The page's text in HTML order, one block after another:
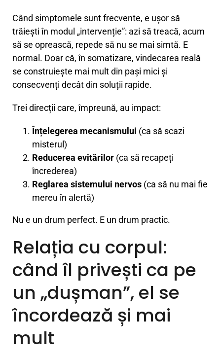
Când simptomele sunt frecvente, e ușor să
trăiești în modul „intervenție”: azi să treacă, acum
să se oprească, repede să nu se mai simtă. E
normal. Doar că, în somatizare, vindecarea reală
se construiește mai mult din pași mici și
consecvenți decât din soluții rapide.
Trei direcții care, împreună, au impact:
Înțelegerea mecanismului (ca să scazi
misterul)
Reducerea evitărilor (ca să recapeți
încrederea)
Reglarea sistemului nervos (ca să nu mai fie
mereu în alertă)
Nu e un drum perfect. E un drum practic.
Relația cu corpul:
când îl privești ca pe
un „dușman”, el se
încordează și mai
mult